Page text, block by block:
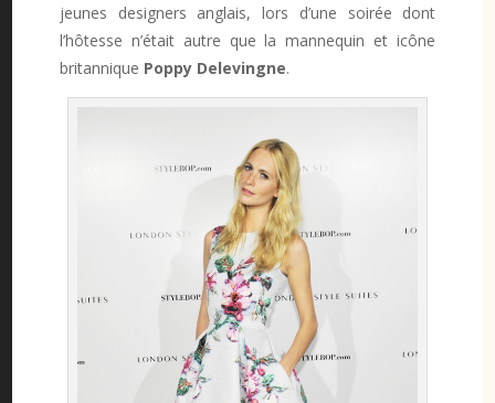
jeunes designers anglais, lors d’une soirée dont
l’hôtesse n’était autre que la mannequin et icône
britannique Poppy Delevingne.